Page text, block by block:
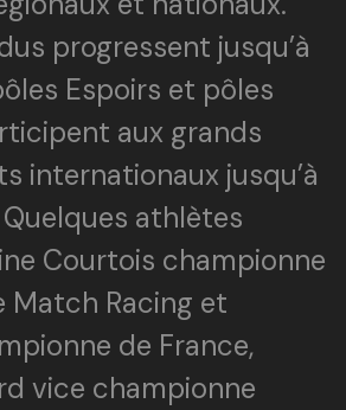
progressent jusqu’à
Espoirs et pôles
aux grands
internationaux jusqu’à
Quelques athlètes
Courtois championne
Match Racing et
de France,
vice championne